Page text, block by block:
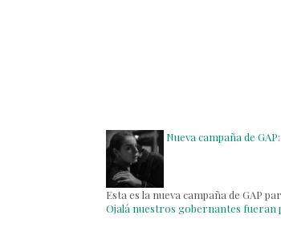
Nueva campaña de
Esta es la nueva campaña de GAP
Ojalá nuestros gobernantes fueran